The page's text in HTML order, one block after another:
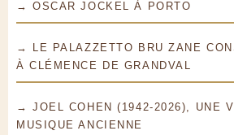
→ OSCAR JOCKEL À PORTO
→ LE PALAZZETTO BRU ZANE
À CLÉMENCE DE GRANDVAL
→ JOEL COHEN (1942-2026), UNE
MUSIQUE ANCIENNE